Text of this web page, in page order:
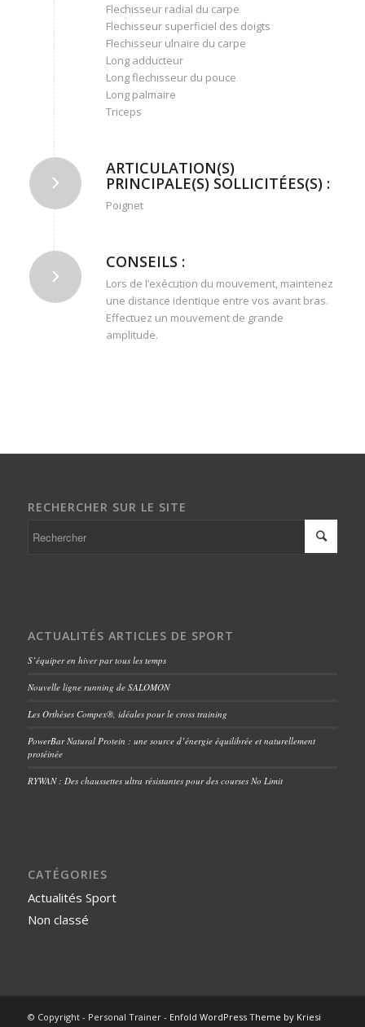
Flechisseur radial du carpe
Flechisseur superficiel des doigts
Flechisseur ulnaire du carpe
Long adducteur
Long flechisseur du pouce
Long palmaire
Triceps
ARTICULATION(S)
PRINCIPALE(S) SOLLICITÉES(S) :
Poignet
CONSEILS :
Lors de l’exécution du mouvement, maintenez
une distance identique entre vos avant bras.
Effectuez un mouvement de grande
amplitude.
RECHERCHER SUR LE SITE
ACTUALITÉS ARTICLES DE SPORT
S’équiper en hiver par tous les temps
Nouvelle ligne running de SALOMON
Les Orthèses Compex®, idéales pour le cross training
PowerBar Natural Protein : une source d’énergie équilibrée et naturellement
protéinée
RYWAN : Des chaussettes ultra résistantes pour des courses No Limit
CATÉGORIES
Actualités Sport
Non classé
© Copyright - Personal Trainer - Enfold WordPress Theme by Kriesi